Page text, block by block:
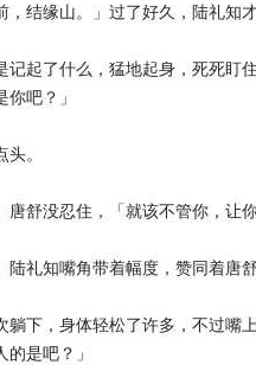
结缘山。」过了好久，陆礼知才
起了什么，猛地起身，死死盯
吧？」
。
舒没忍住，「就该不管你，让你
礼知嘴角带着幅度，赞同着唐舒
下，身体轻松了许多，不过嘴
是吧？」